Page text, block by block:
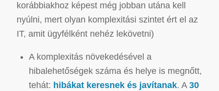
korábbiakhoz képest még jobban utána kell
nyúlni, mert olyan komplexitási szintet ért el az
IT, amit ügyfélként nehéz lekövetni)
A komplexitás növekedésével a
hibalehetőségek száma és helye is megnőtt,
tehát: hibákat keresnek és javítanak. A 30